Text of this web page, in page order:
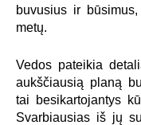
buvusius ir
metų.
Vedos pateikia
aukščiausią planą
tai besikartojantys
Svarbiausias iš jų